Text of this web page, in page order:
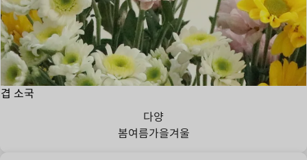
겹 소국
다양
봄여름가을겨울